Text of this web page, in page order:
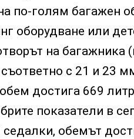
по-голям багажен
оборудване или
на багажника
с 21 и 23
достига 669
показатели в
обемът